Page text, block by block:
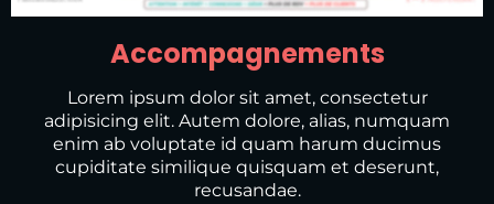
Accompagnements
Lorem ipsum dolor sit amet, consectetur
adipisicing elit. Autem dolore, alias, numquam
enim ab voluptate id quam harum ducimus
cupiditate similique quisquam et deserunt,
recusandae.